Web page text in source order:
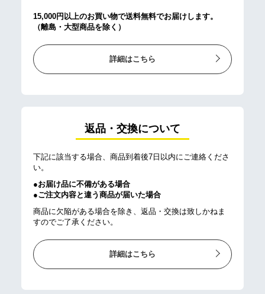
15,000円以上のお買い物で送料無料でお届けします。
（離島・大型商品を除く）
詳細はこちら
返品・交換について
下記に該当する場合、商品到着後7日以内にご連絡くださ
い。
●お届け品に不備がある場合
●ご注文内容と違う商品が届いた場合
商品に欠陥がある場合を除き、返品・交換は致しかねま
すのでご了承ください。
詳細はこちら